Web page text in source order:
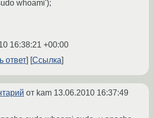
whoami');
16:38:21 +00:00
ответ
Ссылка
от kam 13.06.2010 16:37:49